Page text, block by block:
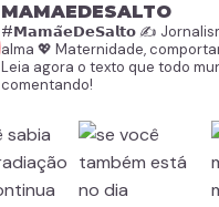
MAMAEDESALTO
#𝗠𝗮𝗺𝗮̃𝗲𝗗𝗲𝗦𝗮𝗹𝘁𝗼 ✍️
alma 💖 Maternidade,
Leia agora o texto que todo
comentando!